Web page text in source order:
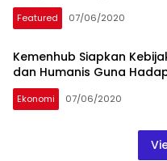
Featured 07/06/2020
Kemenhub Siapkan
dan Humanis Guna
Ekonomi 07/06/2020